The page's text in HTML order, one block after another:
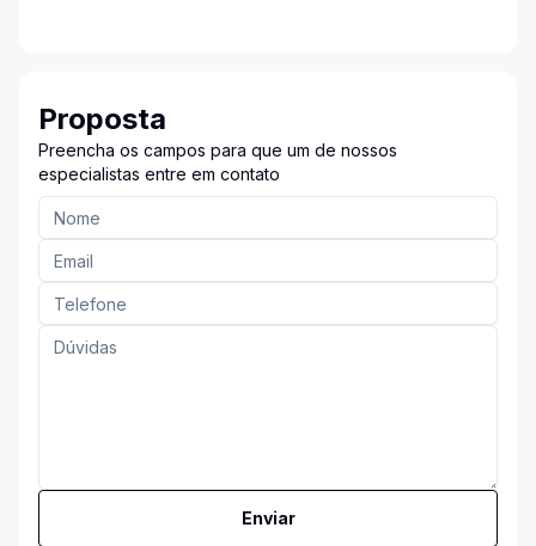
Proposta
Preencha os campos para que um de nossos
especialistas entre em contato
Enviar